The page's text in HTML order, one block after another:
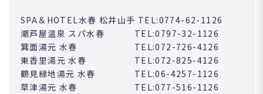
SPA＆HOTEL水春 松井山手 TEL:0774-62-1126
潮芦屋温泉 スパ水春 TEL:0797-32-1126
箕面湯元 水春 TEL:072-726-4126
東香里湯元 水春 TEL:072-825-4126
鶴見緑地湯元 水春 TEL:06-4257-1126
草津湯元 水春 TEL:077-516-1126